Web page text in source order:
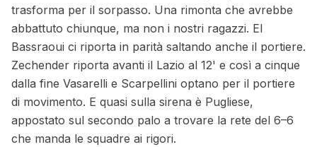
trasforma per il sorpasso. Una rimonta che avrebbe
abbattuto chiunque, ma non i nostri ragazzi. El
Bassraoui ci riporta in parità saltando anche il portiere.
Zechender riporta avanti il Lazio al 12' e così a cinque
dalla fine Vasarelli e Scarpellini optano per il portiere
di movimento. E quasi sulla sirena è Pugliese,
appostato sul secondo palo a trovare la rete del 6–6
che manda le squadre ai rigori.